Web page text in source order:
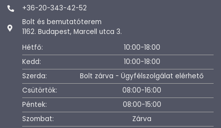
+36-20-343-42-52
Bolt és bemutatóterem
1162. Budapest, Marcell utca 3.
Hétfő:
10:00-18:00
Kedd:
10:00-18:00
Szerda:
Bolt zárva - Ügyfélszolgálat elérhető
Csütörtök:
08:00-16:00
Péntek:
08:00-15:00
Szombat:
Zárva